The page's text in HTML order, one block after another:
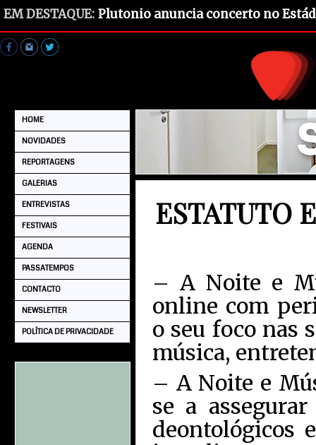
EM DESTAQUE: Plutonio anuncia concerto no
HOME
NOVIDADES
REPORTAGENS
GALERIAS
ENTREVISTAS
FESTIVAIS
AGENDA
PASSATEMPOS
CONTACTO
NEWSLETTER
POLÍTICA DE PRIVACIDADE
ESTATUTO
– A Noite e
online com
o seu foco nas
música,
– A Noite e
se a
deontológicos